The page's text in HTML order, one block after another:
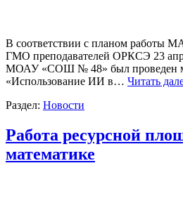
В соответствии с планом работы
ГМО преподавателей ОРКСЭ 23
МОАУ «СОШ № 48» был проведен
«Использование ИИ в… Читать
Раздел: Новости
Работа ресурсной
математике